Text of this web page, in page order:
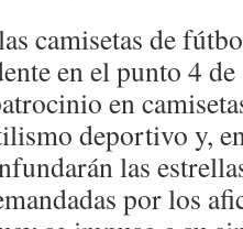
camisetas de
en el punto 4
en
deportivo y,
las
por los